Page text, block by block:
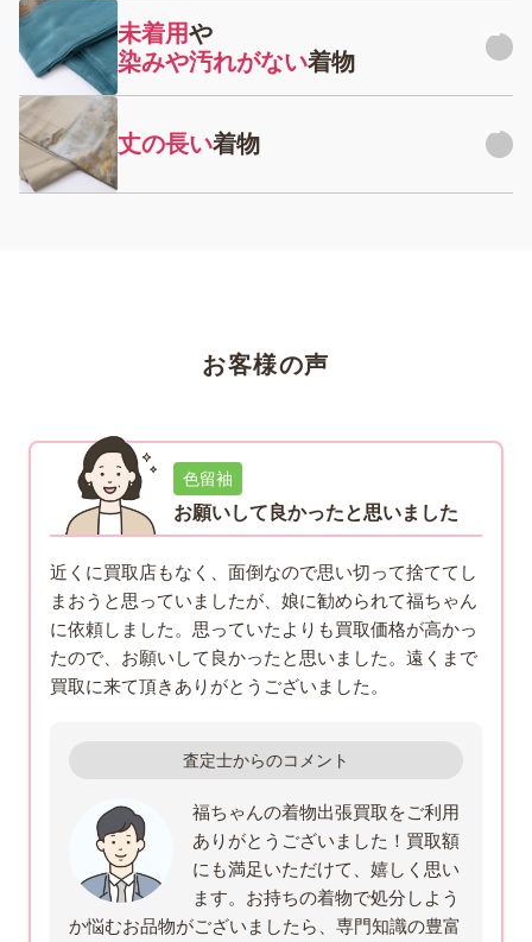
紙の有無が重要となります。有名産地の着物を購入、または
反物から仕立てをされた時は、証紙を紛失しないようお気を
付けください。
老舗の呉服店が仕立てた着物や人間国宝に認定された有名作
家の着物は買取価格も非常に高額なってきます。
着物に造詣が深くないと、有名作家の作品と気付かずリサイ
クルショップなどに低価で売却してしまうこともございま
す。落款や証紙のある着物は、どのような状態でも着物買取
店に査定依頼することをオススメします。
未着用や
染みや汚れがない着物
状態不良でもお買取できる着物はございますが、やはり状態
の良い着物と比べると買取価格は下がってしまいます。
着る予定のない着物は折りじわなどが付かないよう綺麗にた
丈の長い着物
お客様の声
色留袖
お願いして良かったと思いました
近くに買取店もなく、面倒なので思い切って捨ててし
まおうと思っていましたが、娘に勧められて福ちゃん
に依頼しました。思っていたよりも買取価格が高かっ
たので、お願いして良かったと思いました。遠くまで
買取に来て頂きありがとうございました。
査定士からのコメント
福ちゃんの着物出張買取をご利用
ありがとうございました！買取額
にも満足いただけて、嬉しく思い
ます。お持ちの着物で処分しよう
か悩むお品物がございましたら、専門知識の豊富